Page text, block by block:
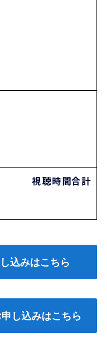
視聴時間合計
込みはこちら
し込みはこちら